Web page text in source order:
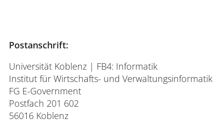
Postanschrift:
Universität Koblenz | FB4: Informatik
Institut für Wirtschafts- und Verwaltungsinformatik
FG E-Government
Postfach 201 602
56016 Koblenz